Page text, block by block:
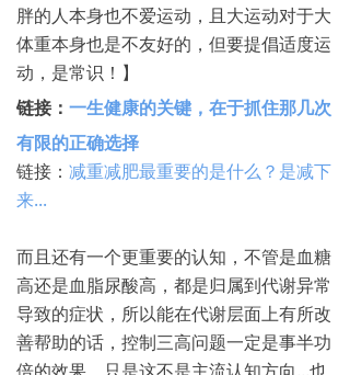
胖的人本身也不爱运动，且大运动对于大
体重本身也是不友好的，但要提倡适度运
动，是常识！】
链接： 一生健康的关键，在于抓住那几次
有限的正确选择
链接： 减重减肥最重要的是什么？是减下
来...
而且还有一个更重要的认知，不管是血糖
高还是血脂尿酸高，都是归属到代谢异常
导致的症状，所以能在代谢层面上有所改
善帮助的话，控制三高问题一定是事半功
倍的效果，只是这不是主流认知方向...也